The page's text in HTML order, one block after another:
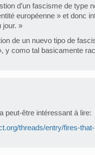
d’un fascisme de type
européenne » et donc
jour. »
de un nuevo tipo de
y como tal basicamente
peut-être intéressant à lire:
threads/entry/fires-